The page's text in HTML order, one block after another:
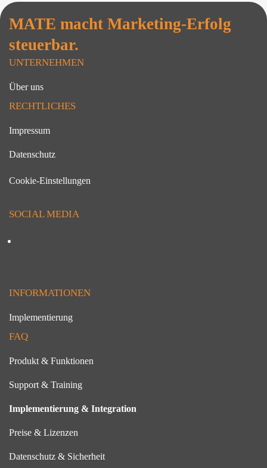
MATE macht Marketing-Erfolg
steuerbar.
UNTERNEHMEN
Über uns
RECHTLICHES
Impressum
Datenschutz
Cookie-Einstellungen
SOCIAL MEDIA
INFORMATIONEN
Implementierung
FAQ
Produkt & Funktionen
Support & Training
Implementierung & Integration
Preise & Lizenzen
Datenschutz & Sicherheit